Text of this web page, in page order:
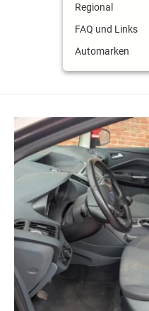
Regional
FAQ und Links
Automarken